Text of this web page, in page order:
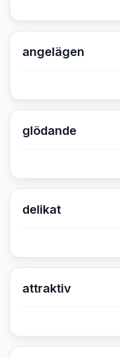
angelägen
glödande
delikat
attraktiv